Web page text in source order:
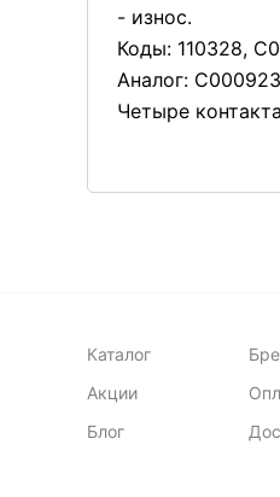
- износ.
Коды: 110328,
Аналог:
Четыре
Каталог
Акции
Блог